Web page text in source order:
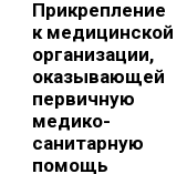
Прикрепление
к медицинской
организации,
оказывающей
первичную
медико-
санитарную
помощь